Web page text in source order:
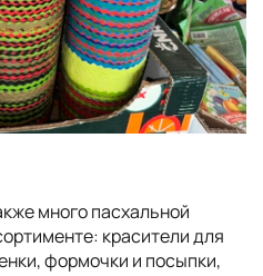
много пасхальной
красители для
формочки и посыпки,